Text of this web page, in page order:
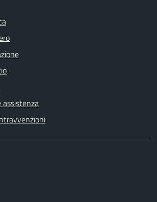
assistenza